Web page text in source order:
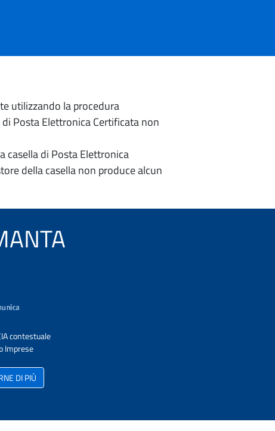
utilizzando la procedura
Posta Elettronica Certificata non
casella di Posta Elettronica
della casella non produce alcun
contestuale
Imprese
DI PIÙ